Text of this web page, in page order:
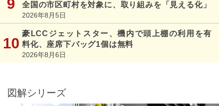
全国の市区町村を対象に、取り組みを「見える化」
2026年8月5日
豪LCCジェットスター、機内で頭上棚の利用を有
料化、座席下バッグ1個は無料
2026年8月6日
図解シリーズ